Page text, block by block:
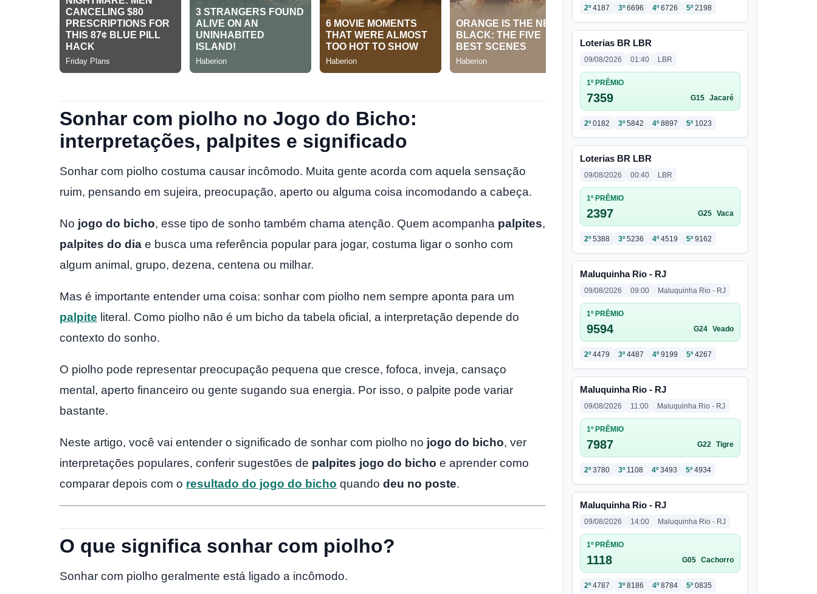
Sonhar com piolho no Jogo do Bicho:
interpretações, palpites e significado
Sonhar com piolho costuma causar incômodo. Muita gente acorda com aquela sensação
ruim, pensando em sujeira, preocupação, aperto ou alguma coisa incomodando a cabeça.
No jogo do bicho, esse tipo de sonho também chama atenção. Quem acompanha palpites,
palpites do dia e busca uma referência popular para jogar, costuma ligar o sonho com
algum animal, grupo, dezena, centena ou milhar.
Mas é importante entender uma coisa: sonhar com piolho nem sempre aponta para um
palpite literal. Como piolho não é um bicho da tabela oficial, a interpretação depende do
contexto do sonho.
O piolho pode representar preocupação pequena que cresce, fofoca, inveja, cansaço
mental, aperto financeiro ou gente sugando sua energia. Por isso, o palpite pode variar
bastante.
Neste artigo, você vai entender o significado de sonhar com piolho no jogo do bicho, ver
interpretações populares, conferir sugestões de palpites jogo do bicho e aprender como
comparar depois com o resultado do jogo do bicho quando deu no poste.
O que significa sonhar com piolho?
Sonhar com piolho geralmente está ligado a incômodo.
2º 4187 3º 6696 4º 6726 5º 2198
Loterias BR LBR
09/08/2026 01:40 LBR
1º PRÊMIO
7359 G15 Jacaré
2º 0182 3º 5842 4º 8897 5º 1023
Loterias BR LBR
09/08/2026 00:40 LBR
1º PRÊMIO
2397 G25 Vaca
2º 5388 3º 5236 4º 4519 5º 9162
Maluquinha Rio - RJ
09/08/2026 09:00 Maluquinha Rio - RJ
1º PRÊMIO
9594 G24 Veado
2º 4479 3º 4487 4º 9199 5º 4267
Maluquinha Rio - RJ
09/08/2026 11:00 Maluquinha Rio - RJ
1º PRÊMIO
7987 G22 Tigre
2º 3780 3º 1108 4º 3493 5º 4934
Maluquinha Rio - RJ
09/08/2026 14:00 Maluquinha Rio - RJ
1º PRÊMIO
1118 G05 Cachorro
2º 4787 3º 8186 4º 8784 5º 0835